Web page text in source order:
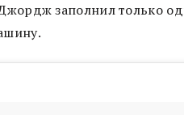
заполнил только